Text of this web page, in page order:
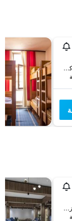
Kranjceviceva 29, زغرب, كرواتيا
Avenija Marina Držica 9, زغرب, كرواتيا